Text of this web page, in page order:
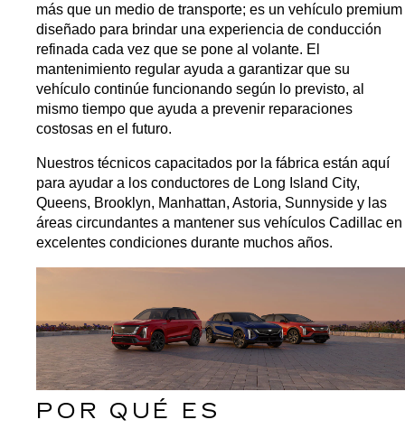
más que un medio de transporte; es un vehículo premium
diseñado para brindar una experiencia de conducción
refinada cada vez que se pone al volante. El
mantenimiento regular ayuda a garantizar que su
vehículo continúe funcionando según lo previsto, al
mismo tiempo que ayuda a prevenir reparaciones
costosas en el futuro.
Nuestros técnicos capacitados por la fábrica están aquí
para ayudar a los conductores de Long Island City,
Queens, Brooklyn, Manhattan, Astoria, Sunnyside y las
áreas circundantes a mantener sus vehículos Cadillac en
excelentes condiciones durante muchos años.
POR QUÉ ES